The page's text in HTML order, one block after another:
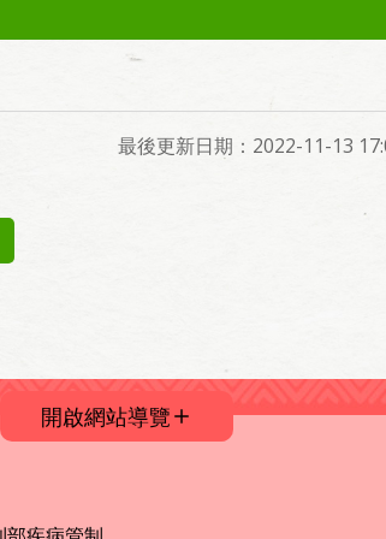
最後更新日期：2022-11-13
開啟網站導覽